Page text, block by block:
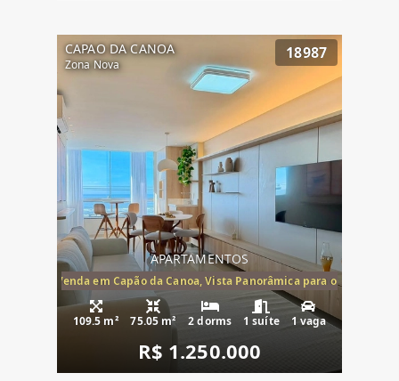
CAPAO DA CANOA
Zona Nova
18987
APARTAMENTOS
Mar à Venda em Capão da Canoa, Vista Panorâmica para o Mar, 2
109.5 m² 75.05 m² 2 dorms 1 suíte 1 vaga
R$ 1.250.000